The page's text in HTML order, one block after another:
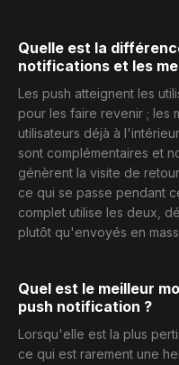
Quelle est la
notifications et les
Les push atteignent les
pour les faire revenir ; les
utilisateurs déjà à
sont complémentaires et
génèrent la visite de
ce qui se passe pendant
complet utilise les deux,
plutôt qu'envoyés en
Quel est le meilleur
push notification ?
Lorsqu'elle est la plus
ce qui est rarement une